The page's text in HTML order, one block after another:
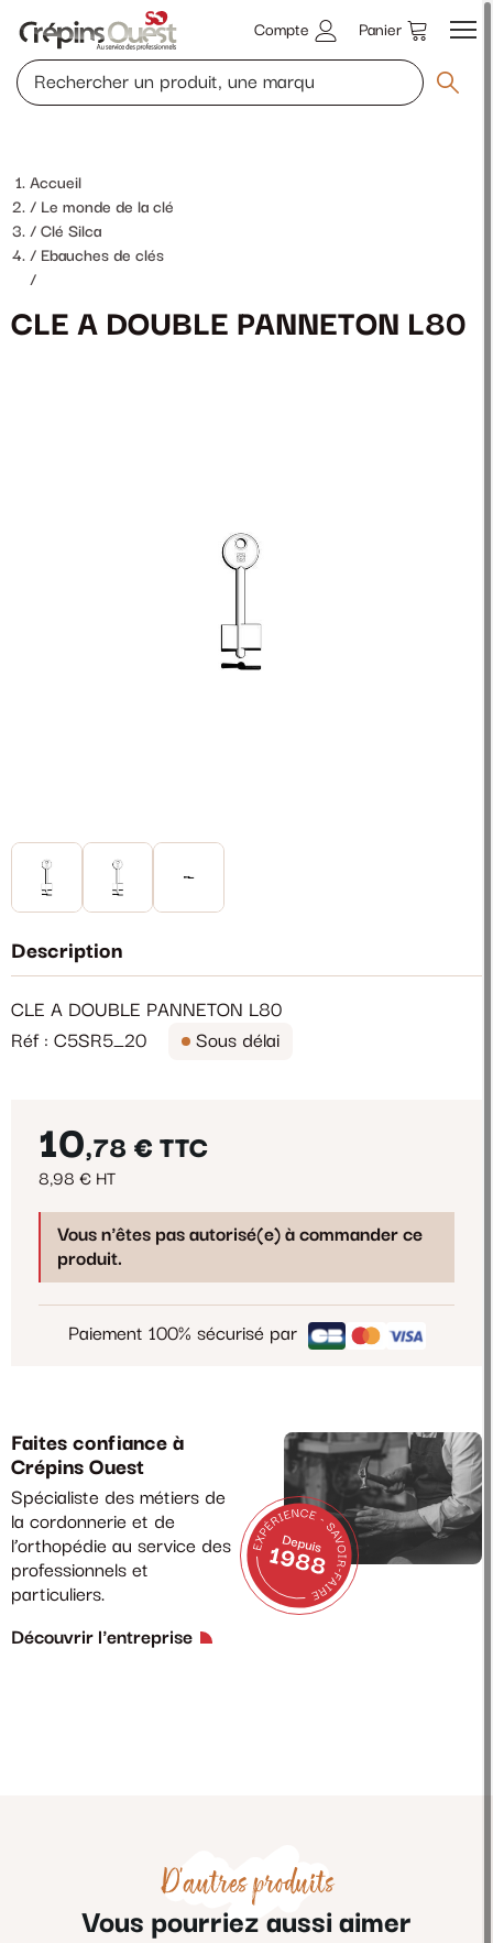
Compte Panier
Accueil
Le monde de la clé
Clé Silca
Ebauches de clés
/
CLE A DOUBLE PANNETON L80
Description
CLE A DOUBLE PANNETON L80
Réf : C5SR5_20
Sous délai
10,78 € TTC
8,98 € HT
Vous n'êtes pas autorisé(e) à commander ce
produit.
Paiement 100% sécurisé par
Faites confiance à
Crépins Ouest
Spécialiste des métiers de
la cordonnerie et de
l’orthopédie au service des
professionnels et
particuliers.
Découvrir l'entreprise
D'autres produits
Vous pourriez aussi aimer